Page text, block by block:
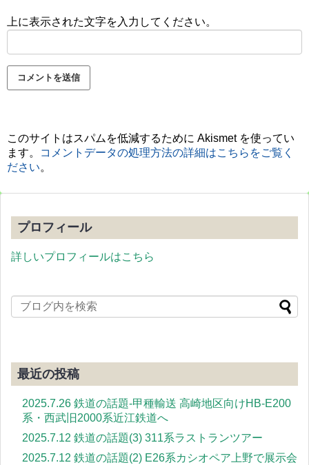
上に表示された文字を入力してください。
このサイトはスパムを低減するために Akismet を使ってい
ます。
コメントデータの処理方法の詳細はこちらをご覧く
ださい。
プロフィール
詳しいプロフィールはこちら
最近の投稿
2025.7.26 鉄道の話題-甲種輸送 高崎地区向けHB-E200
系・西武旧2000系近江鉄道へ
2025.7.12 鉄道の話題(3) 311系ラストランツアー
2025.7.12 鉄道の話題(2) E26系カシオペア上野で展示会